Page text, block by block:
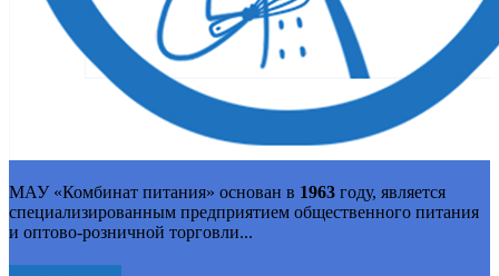
МАУ «Комбинат питания» основан в 1963 году, является
специализированным предприятием общественного питания
и оптово-розничной торговли...